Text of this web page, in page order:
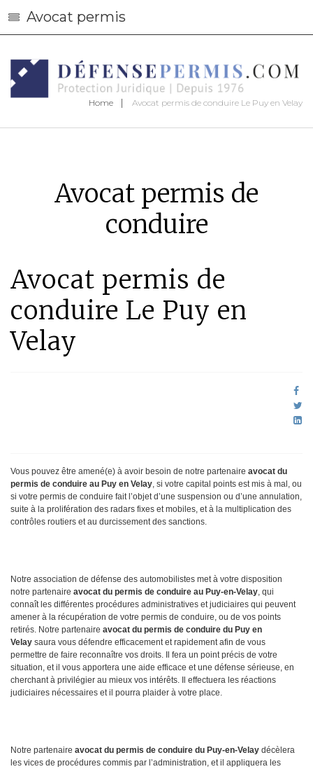
Avocat permis
Home Avocat permis de conduire Le Puy en Velay
Avocat permis de
conduire
Avocat permis de
conduire Le Puy en
Velay
Vous pouvez être amené(e) à avoir besoin de notre partenaire avocat du
permis de conduire au Puy en Velay, si votre capital points est mis à mal, ou
si votre permis de conduire fait l’objet d’une suspension ou d’une annulation,
suite à la prolifération des radars fixes et mobiles, et à la multiplication des
contrôles routiers et au durcissement des sanctions.
Notre association de défense des automobilistes met à votre disposition
notre partenaire avocat du permis de conduire au Puy-en-Velay, qui
connaît les différentes procédures administratives et judiciaires qui peuvent
amener à la récupération de votre permis de conduire, ou de vos points
retirés. Notre partenaire avocat du permis de conduire du Puy en
Velay saura vous défendre efficacement et rapidement afin de vous
permettre de faire reconnaître vos droits. Il fera un point précis de votre
situation, et il vous apportera une aide efficace et une défense sérieuse, en
cherchant à privilégier au mieux vos intérêts. Il effectuera les réactions
judiciaires nécessaires et il pourra plaider à votre place.
Notre partenaire avocat du permis de conduire du Puy-en-Velay décèlera
les vices de procédures commis par l’administration, et il appliquera les